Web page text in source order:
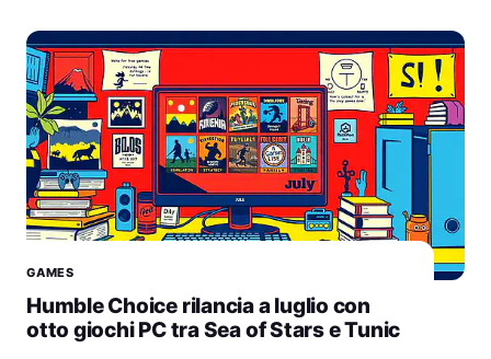
GAMES
Humble Choice rilancia a luglio con
otto giochi PC tra Sea of Stars e Tunic